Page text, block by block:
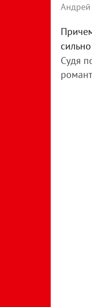
Андрей
Судя